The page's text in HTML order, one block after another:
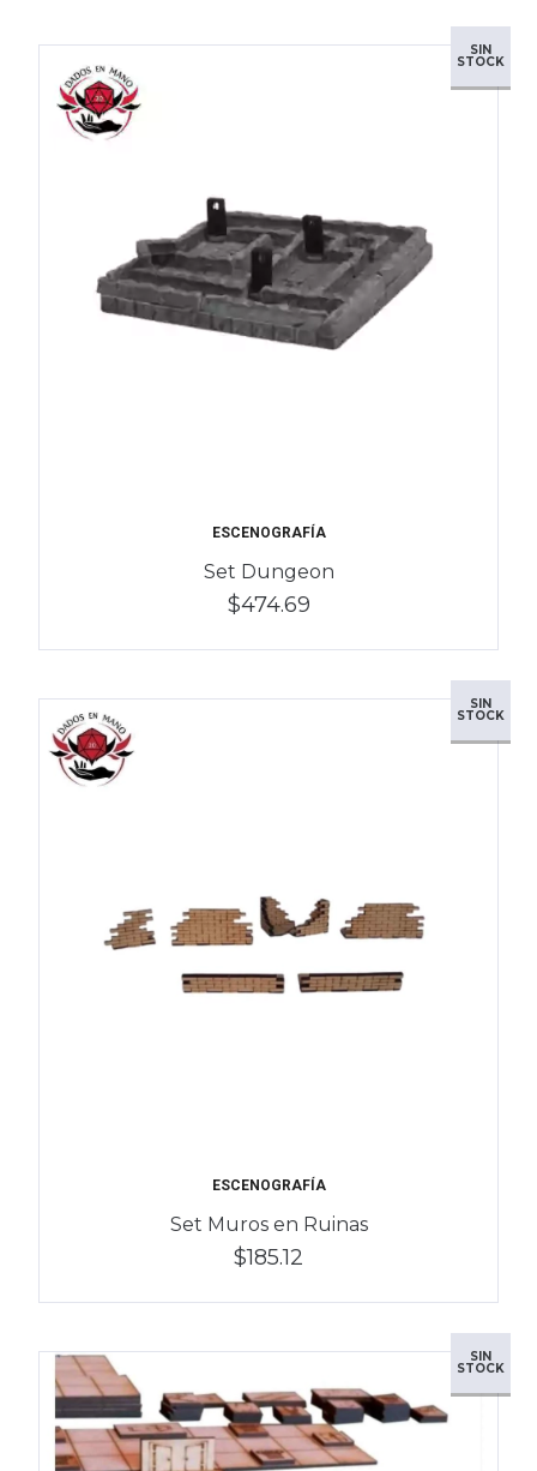
SIN
STOCK
ESCENOGRAFÍA
Set Dungeon
$474.69
SIN
STOCK
ESCENOGRAFÍA
Set Muros en Ruinas
$185.12
SIN
STOCK